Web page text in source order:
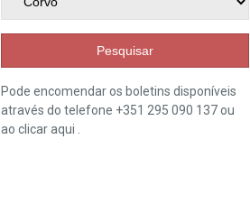
Pesquisar
Pode encomendar os boletins disponíveis
através do telefone +351 295 090 137 ou
ao clicaraqui